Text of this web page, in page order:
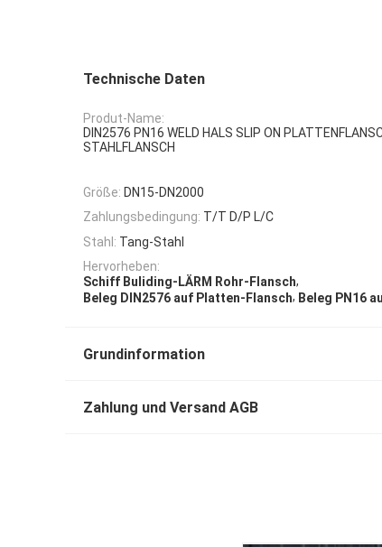
Technische Daten
Produt-Name:
DIN2576 PN16 WELD HALS SLIP ON
STAHLFLANSCH
Größe: DN15-DN2000
Zahlungsbedingung: T/T D/P L/C
Stahl: Tang-Stahl
Hervorheben:
Schiff Buliding-LÄRM Rohr-Flansch,
Beleg DIN2576 auf Platten-Flansch, Beleg PN16
Grundinformation
Zahlung und Versand AGB